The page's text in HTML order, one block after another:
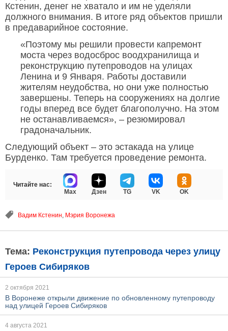
Кстенин, денег не хватало и им не уделяли
должного внимания. В итоге ряд объектов пришли
в предаварийное состояние.
«Поэтому мы решили провести капремонт
моста через водосброс воодхранилища и
реконструкцию путепроводов на улицах
Ленина и 9 Января. Работы доставили
жителям неудобства, но они уже полностью
завершены. Теперь на сооружениях на долгие
годы вперед все будет благополучно. На этом
не останавливаемся», – резюмировал
градоначальник.
Следующий объект – это эстакада на улице
Бурденко. Там требуется проведение ремонта.
Читайте нас:
Max
Дзен TG VK OK
Вадим Кстенин, Мэрия Воронежа
Тема: Реконструкция путепровода через улицу
Героев Сибиряков
2 октября 2021
В Воронеже открыли движение по обновленному путепроводу
над улицей Героев Сибиряков
4 августа 2021